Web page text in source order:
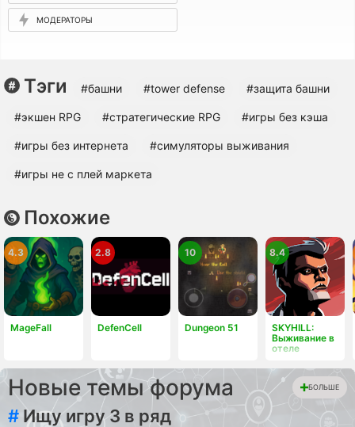
МОДЕРАТОРЫ
Тэги #башни #tower defense #защита башни
#экшен RPG #cтратегические RPG #игры без кэша
#игры без интернета #симуляторы выживания
#игры не с плей маркета
Похожие
MageFall
4.3
DefenCell
2.8
Dungeon 51
10
SKYHILL:
Выживание в
отеле
8.4
Новые темы форума БОЛЬШЕ
# Ищу игру 3 в ряд